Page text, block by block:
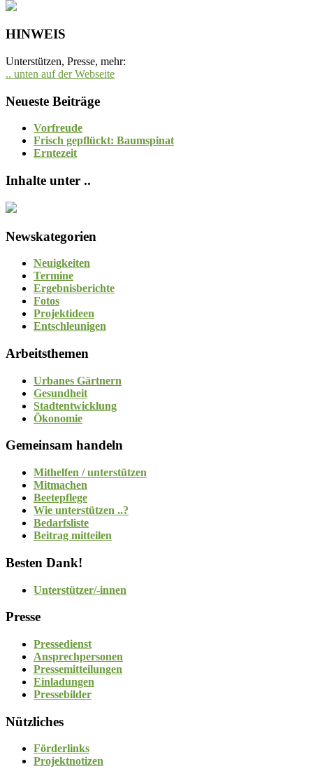
HINWEIS
Unterstützen, Presse, mehr:
.. unten auf der Webseite
Neueste Beiträge
Vorfreude
Frisch gepflückt: Baumspinat
Erntezeit
Inhalte unter ..
Newskategorien
Neuigkeiten
Termine
Ergebnisberichte
Fotos
Projektideen
Entschleunigen
Arbeitsthemen
Urbanes Gärtnern
Gesundheit
Stadtentwicklung
Ökonomie
Gemeinsam handeln
Mithelfen / unterstützen
Mitmachen
Beetepflege
Wie unterstützen ..?
Bedarfsliste
Beitrag mitteilen
Besten Dank!
Unterstützer/-innen
Presse
Pressedienst
Ansprechpersonen
Pressemitteilungen
Einladungen
Pressebilder
Nützliches
Förderlinks
Projektnotizen